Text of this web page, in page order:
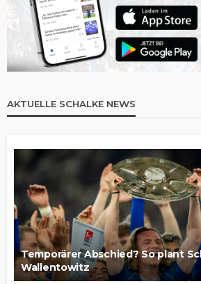
AKTUELLE SCHALKE NEWS
Temporärer Abschied? So plant
Wallentowitz